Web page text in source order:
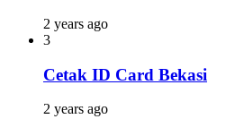
2 years ago
3
Cetak ID Card Bekasi
2 years ago